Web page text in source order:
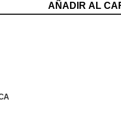
AÑADIR AL